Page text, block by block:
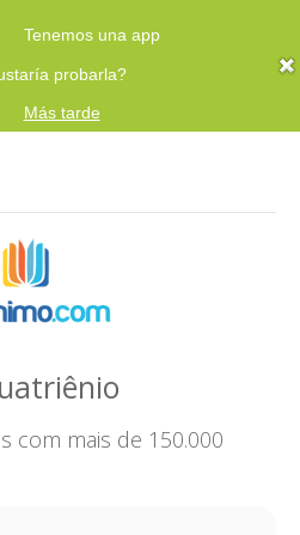
Tenemos una app
probarla?
Más tarde
com mais de 150.000